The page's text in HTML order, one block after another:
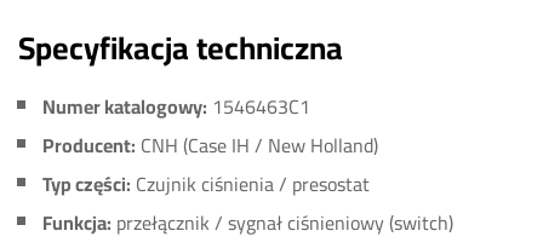
Specyfikacja techniczna
Numer katalogowy: 1546463C1
Producent: CNH (Case IH / New Holland)
Typ części: Czujnik ciśnienia / presostat
Funkcja: przełącznik / sygnał ciśnieniowy (switch)